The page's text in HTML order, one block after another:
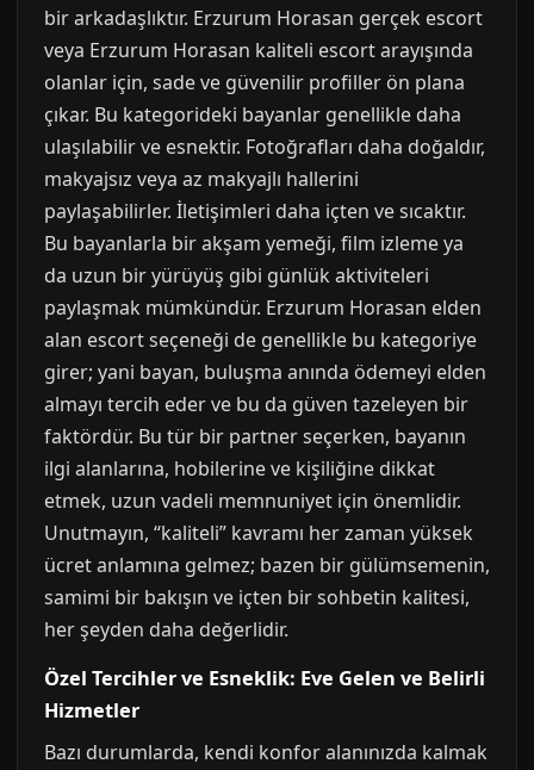
bir arkadaşlıktır. Erzurum Horasan gerçek escort
veya Erzurum Horasan kaliteli escort arayışında
olanlar için, sade ve güvenilir profiller ön plana
çıkar. Bu kategorideki bayanlar genellikle daha
ulaşılabilir ve esnektir. Fotoğrafları daha doğaldır,
makyajsız veya az makyajlı hallerini
paylaşabilirler. İletişimleri daha içten ve sıcaktır.
Bu bayanlarla bir akşam yemeği, film izleme ya
da uzun bir yürüyüş gibi günlük aktiviteleri
paylaşmak mümkündür. Erzurum Horasan elden
alan escort seçeneği de genellikle bu kategoriye
girer; yani bayan, buluşma anında ödemeyi elden
almayı tercih eder ve bu da güven tazeleyen bir
faktördür. Bu tür bir partner seçerken, bayanın
ilgi alanlarına, hobilerine ve kişiliğine dikkat
etmek, uzun vadeli memnuniyet için önemlidir.
Unutmayın, “kaliteli” kavramı her zaman yüksek
ücret anlamına gelmez; bazen bir gülümsemenin,
samimi bir bakışın ve içten bir sohbetin kalitesi,
her şeyden daha değerlidir.
Özel Tercihler ve Esneklik: Eve Gelen ve Belirli
Hizmetler
Bazı durumlarda, kendi konfor alanınızda kalmak